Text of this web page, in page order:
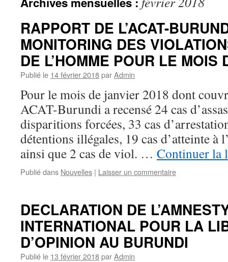
RAPPORT DE L’ACAT-
MONITORING DES
DE L’HOMME POUR LE MOIS
Publié le 14 février 2018parAdmin
Pour le mois de janvier 2018 dont
ACAT-Burundi a recensé 24 cas
disparitions forcées, 33 cas
détentions illégales, 19 cas d’atteinte à
ainsi que 2 cas de viol. … Continuer la
Publié dans Nouvelles | Laisser un commentaire
DECLARATION DE
INTERNATIONAL POUR LA
D’OPINION AU BURUNDI
Publié le 13 février 2018parAdmin